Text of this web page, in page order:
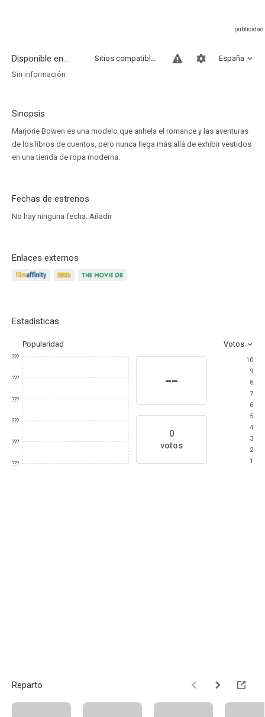
Disponible en... España
Sitios compatibles
Sin información
Sinopsis
Marjorie Bowen es una modelo que anhela el romance y las aventuras
de los libros de cuentos, pero nunca llega más allá de exhibir vestidos
en una tienda de ropa moderna.
Fechas de estrenos
No hay ninguna fecha. Añadir
Enlaces externos
Estadísticas
Popularidad Votos
???
???
???
???
???
???
--
0
votos
10
9
8
7
6
5
4
3
2
1
Reparto